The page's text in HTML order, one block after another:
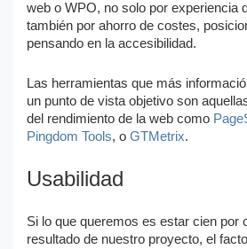
web o WPO, no solo por experiencia
también por ahorro de costes,
pensando en la accesibilidad.
Las herramientas que más
un punto de vista objetivo son
del rendimiento de la web como
Pingdom Tools, o GTMetrix.
Usabilidad
Si lo que queremos es estar cien por
resultado de nuestro proyecto, el